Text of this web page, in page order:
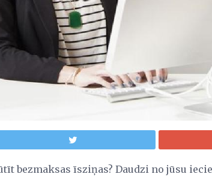
bezmaksas īsziņas? Daudzi no jūsu